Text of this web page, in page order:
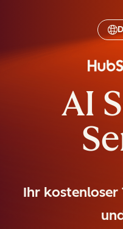
AI
Ihr kostenloser